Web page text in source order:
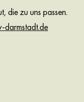
die zu uns passen.
darmstadt.de